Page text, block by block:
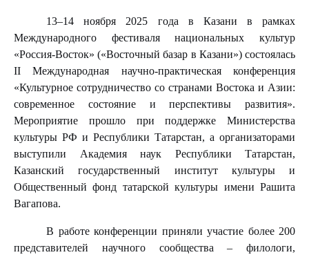
13–14 ноября 2025 года в Казани в рамках
Международного фестиваля национальных культур
«Россия-Восток» («Восточный базар в Казани») состоялась
II Международная научно-практическая конференция
«Культурное сотрудничество со странами Востока и Азии:
современное состояние и перспективы развития».
Мероприятие прошло при поддержке Министерства
культуры РФ и Республики Татарстан, а организаторами
выступили Академия наук Республики Татарстан,
Казанский государственный институт культуры и
Общественный фонд татарской культуры имени Рашита
Вагапова.
В работе конференции приняли участие более 200
представителей научного сообщества – филологи,